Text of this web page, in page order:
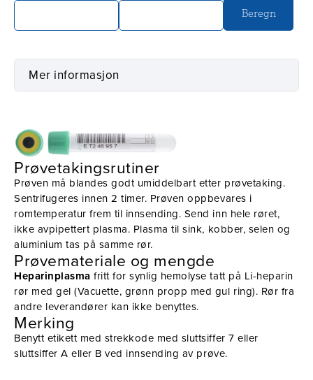
Beregn
Mer informasjon
Prøvetaking
Utstyr
Prøvetakingsrutiner
Prøven må blandes godt umiddelbart etter prøvetaking.
Sentrifugeres innen 2 timer. Prøven oppbevares i
romtemperatur frem til innsending. Send inn hele røret,
ikke avpipettert plasma. Plasma til sink, kobber, selen og
aluminium tas på samme rør.
Prøvemateriale og mengde
Heparinplasma fritt for synlig hemolyse tatt på Li-heparin
rør med gel (Vacuette, grønn propp med gul ring). Rør fra
andre leverandører kan ikke benyttes.
Merking
Benytt etikett med strekkode med sluttsiffer 7 eller
sluttsiffer A eller B ved innsending av prøve.